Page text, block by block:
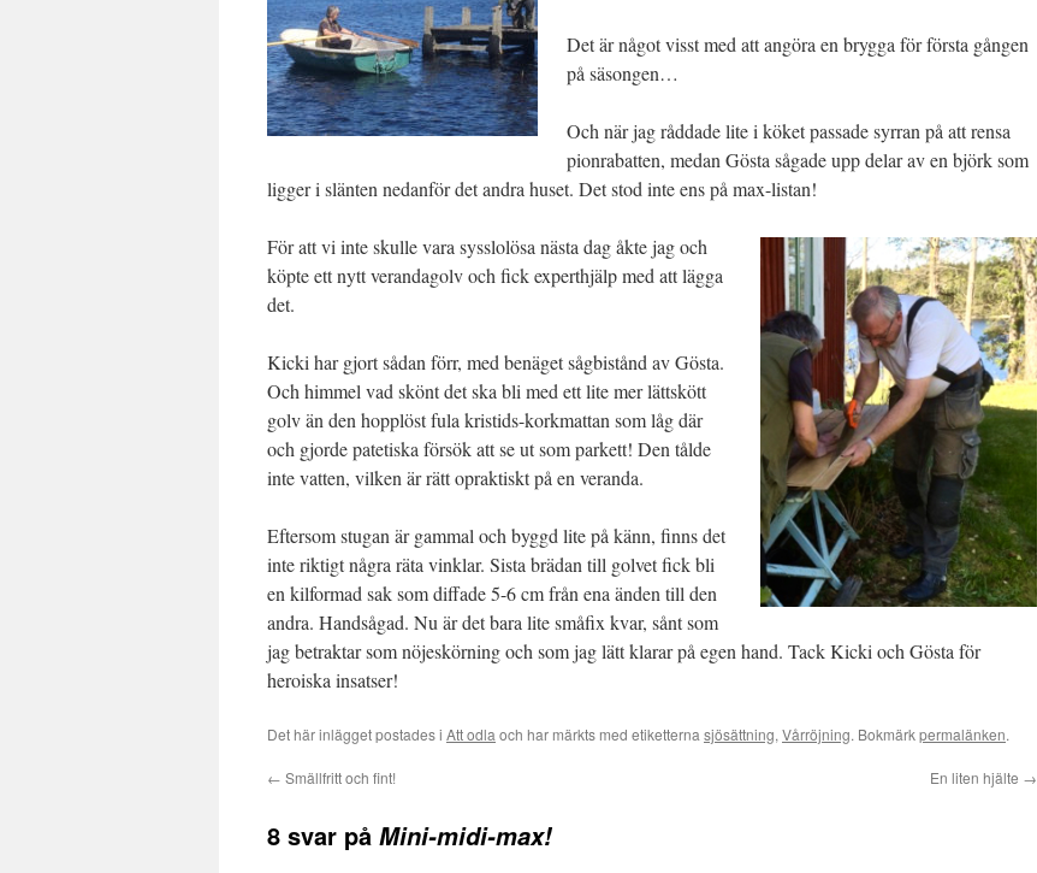
Det är något visst med att angöra en brygga för första gången
på säsongen…
Och när jag råddade lite i köket passade syrran på att rensa
pionrabatten, medan Gösta sågade upp delar av en björk som
ligger i slänten nedanför det andra huset. Det stod inte ens på max-listan!
För att vi inte skulle vara sysslolösa nästa dag åkte jag och
köpte ett nytt verandagolv och fick experthjälp med att lägga
det.
Kicki har gjort sådan förr, med benäget sågbistånd av Gösta.
Och himmel vad skönt det ska bli med ett lite mer lättskött
golv än den hopplöst fula kristids-korkmattan som låg där
och gjorde patetiska försök att se ut som parkett! Den tålde
inte vatten, vilken är rätt opraktiskt på en veranda.
Eftersom stugan är gammal och byggd lite på känn, finns det
inte riktigt några räta vinklar. Sista brädan till golvet fick bli
en kilformad sak som diffade 5-6 cm från ena änden till den
andra. Handsågad. Nu är det bara lite småfix kvar, sånt som
jag betraktar som nöjeskörning och som jag lätt klarar på egen hand. Tack Kicki och Gösta för
heroiska insatser!
Det här inlägget postades i Att odla och har märkts med etiketterna sjösättning, Vårröjning. Bokmärkpermalänken.
← Smällfritt och fint! En liten hjälte →
8 svar på Mini-midi-max!